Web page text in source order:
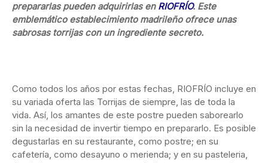
prepararlas pueden adquirirlas en RIOFRÍO. Este
emblemático establecimiento madrileño ofrece unas
sabrosas torrijas con un ingrediente secreto.
Como todos los años por estas fechas, RIOFRÍO incluye en
su variada oferta las Torrijas de siempre, las de toda la
vida. Así, los amantes de este postre pueden saborearlo
sin la necesidad de invertir tiempo en prepararlo. Es posible
degustarlas en su restaurante, como postre; en su
cafetería, como desayuno o merienda; y en su pasteleria,